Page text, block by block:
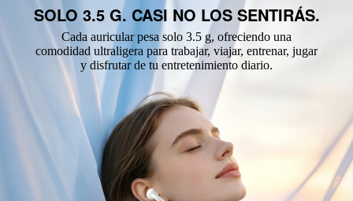
SOLO 3.5 G. CASI NO LOS SENTIRÁS.
Cada auricular pesa solo 3.5 g, ofreciendo una
comodidad ultraligera para trabajar, viajar, entrenar, jugar
y disfrutar de tu entretenimiento diario.